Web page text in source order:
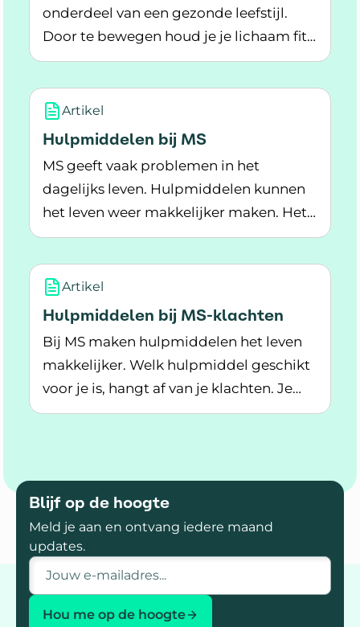
onderdeel van een gezonde leefstijl.
Door te bewegen houd je je lichaam fit
en sterk. Hoe fitter en sterker je bent,
activiteiten gaan. Wat helpt om genoeg
te bewegen als je MS hebt?
Lees meer over Tips en hulp om meer te
Artikel
Hulpmiddelen bij MS
MS geeft vaak problemen in het
dagelijks leven. Hulpmiddelen kunnen
het leven weer makkelijker maken. Het
MS-zorgteam adviseert daarbij.
Lees meer over Hulpmiddelen bij MS
Artikel
Hulpmiddelen bij MS-klachten
Bij MS maken hulpmiddelen het leven
makkelijker. Welk hulpmiddel geschikt
voor je is, hangt af van je klachten. Je
zorgverlener geeft hierover advies.
Lees meer over Hulpmiddelen bij MS-klachten
Blijf op de hoogte
Meld je aan en ontvang iedere maand
updates.
E-mailadres
Hou me op de hoogte